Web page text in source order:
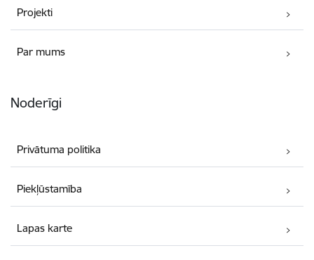
Projekti
Par mums
Noderīgi
Privātuma politika
Piekļūstamība
Lapas karte